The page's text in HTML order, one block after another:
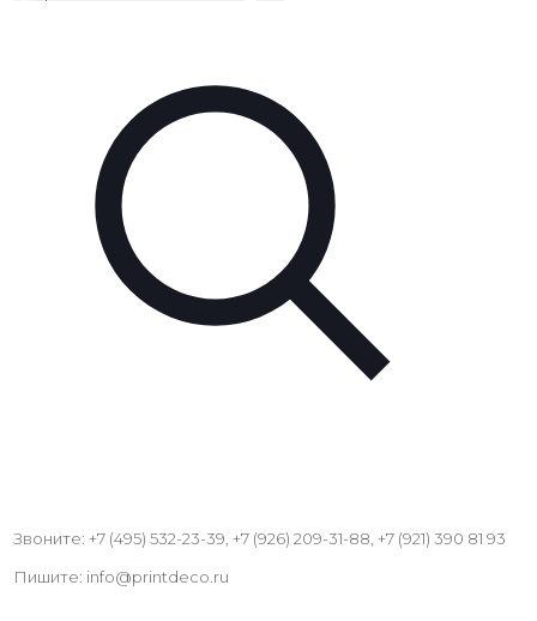
Звоните: +7 (495) 532-23-39, +7 (926) 209-31-88, +7 (921) 390 81 93
Пишите: info@printdeco.ru